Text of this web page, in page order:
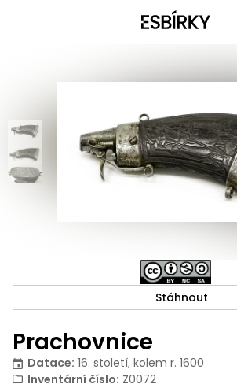
Prachovnice
Datace: 16. století, kolem r. 1600
Inventární číslo: Z0072
Stáhnout